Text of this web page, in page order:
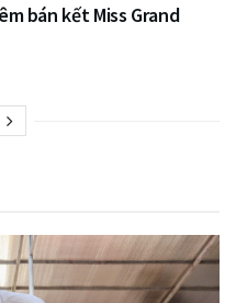
bán kết Miss Grand